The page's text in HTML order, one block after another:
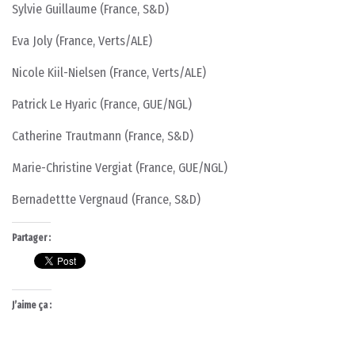
Sylvie Guillaume (France, S&D)
Eva Joly (France, Verts/ALE)
Nicole Kiil-Nielsen (France, Verts/ALE)
Patrick Le Hyaric (France, GUE/NGL)
Catherine Trautmann (France, S&D)
Marie-Christine Vergiat (France, GUE/NGL)
Bernadettte Vergnaud (France, S&D)
Partager :
J’aime ça :